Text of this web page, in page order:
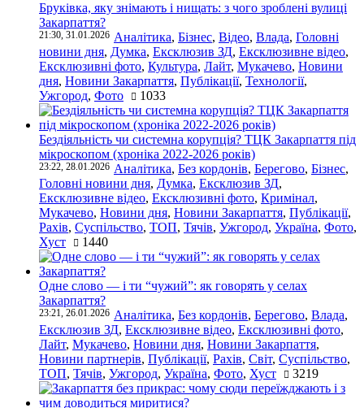
Бруківка, яку знімають і нищать: з чого зроблені вулиці
Закарпаття?
21:30, 31.01.2026 Аналітика, Бізнес, Відео, Влада, Головні
новини дня, Думка, Ексклюзив ЗД, Ексклюзивне відео,
Ексклюзивні фото, Культура, Лайт, Мукачево, Новини
дня, Новини Закарпаття, Публікації, Технології,
Ужгород, Фото 1033
Бездіяльність чи системна корупція? ТЦК Закарпаття під
мікроскопом (хроніка 2022-2026 років)
23:22, 28.01.2026 Аналітика, Без кордонів, Берегово, Бізнес,
Головні новини дня, Думка, Ексклюзив ЗД,
Ексклюзивне відео, Ексклюзивні фото, Кримінал,
Мукачево, Новини дня, Новини Закарпаття, Публікації,
Рахів, Суспільство, ТОП, Тячів, Ужгород, Україна, Фото,
Хуст
1440
Одне слово — і ти “чужий”: як говорять у селах
Закарпаття?
23:21, 26.01.2026 Аналітика, Без кордонів, Берегово, Влада,
Ексклюзив ЗД, Ексклюзивне відео, Ексклюзивні фото,
Лайт, Мукачево, Новини дня, Новини Закарпаття,
Новини партнерів, Публікації, Рахів, Світ, Суспільство,
ТОП, Тячів, Ужгород, Україна, Фото, Хуст 3219